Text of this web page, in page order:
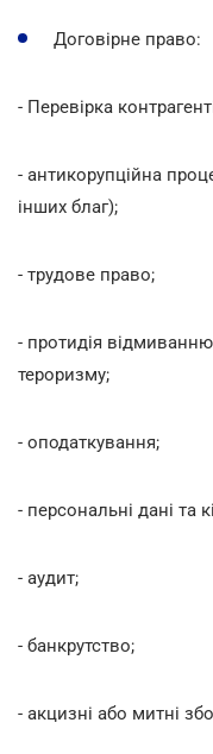
Договірне право:
- Перевірка
- антикорупційна
інших благ);
- трудове право;
- протидія
тероризму;
- оподаткування;
- персональні дані та
- аудит;
- банкрутство;
- акцизні або митні